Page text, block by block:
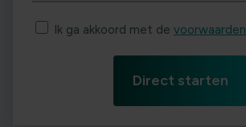
Ik ga akkoord met de voorwaarden